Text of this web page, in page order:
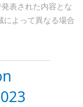
表された内容とな
によって異なる場合